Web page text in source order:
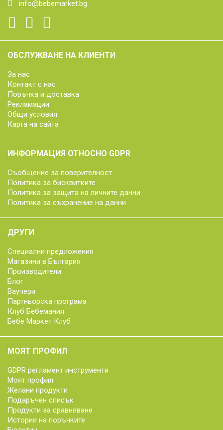
info@bebemarket.bg
ОБСЛУЖВАНЕ НА КЛИЕНТИ
За нас
Контакт с нас
Поръчка и доставка
Рекламации
Общи условия
Карта на сайта
ИНФОРМАЦИЯ ОТНОСНО GDPR
Съобщение за поверителност
Политика за бисквитките
Политика за защита на личните данни
Политика за съхранение на данни
ДРУГИ
Специални предложения
Магазини в България
Производители
Блог
Ваучери
Партньорска програма
Клуб Бебемания
Бебе Маркет Клуб
МОЯТ ПРОФИЛ
GDPR регламент инструменти
Моят профил
Желани продукти
Подаръчен списък
Продукти за сравняване
История на поръчките